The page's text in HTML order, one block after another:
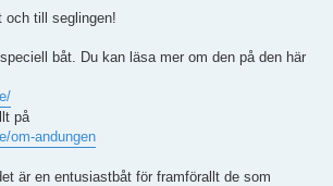
och till seglingen!
båt. Du kan läsa mer om den på den här
på
om-andungen
är en entusiastbåt för framförallt de som